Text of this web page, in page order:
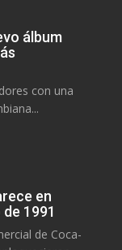
álbum
con una
en
1991
de Coca-